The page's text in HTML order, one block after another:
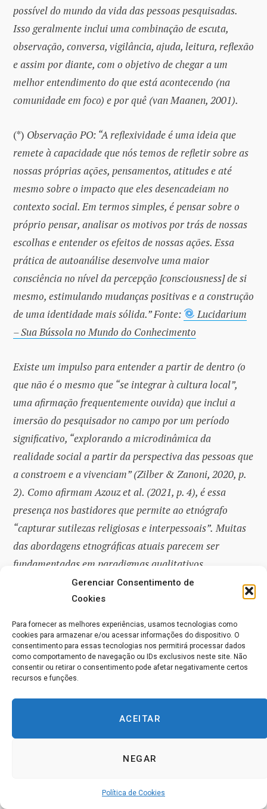
Gerenciar Consentimento de
Cookies
Para fornecer as melhores experiências, usamos tecnologias como
cookies para armazenar e/ou acessar informações do dispositivo. O
consentimento para essas tecnologias nos permitirá processar dados
como comportamento de navegação ou IDs exclusivos neste site. Não
consentir ou retirar o consentimento pode afetar negativamente certos
recursos e funções.
ACEITAR
NEGAR
Política de Cookies
possível do mundo da vida das pessoas pesquisadas.
Isso geralmente inclui uma combinação de escuta,
observação, conversa, vigilância, ajuda, leitura, reflexão
e assim por diante, com o objetivo de chegar a um
melhor entendimento do que está acontecendo (na
comunidade em foco) e por quê (van Maanen, 2001).
(*) Observação PO: “A reflexividade é uma ideia que
remete à capacidade que nós temos de refletir sobre as
nossas próprias ações, pensamentos, atitudes e até
mesmo sobre o impacto que eles desencadeiam no
contexto social. Em termos simples, é pensar sobre o
próprio pensar, analisar os motivos por trás de nossas
escolhas e entender os efeitos de nossas ações. Essa
prática de autoanálise desenvolve uma maior
consciência no nível da percepção [consciousness] de si
mesmo, estimulando mudanças positivas e a construção
de uma identidade mais sólida.” Fonte:
Lucidarium
– Sua Bússola no Mundo do Conhecimento
Existe um impulso para entender a partir de dentro (o
que não é o mesmo que “se integrar à cultura local”,
uma afirmação frequentemente ouvida) que inclui a
imersão do pesquisador no campo por um período
significativo, “explorando a microdinâmica da
realidade social a partir da perspectiva das pessoas que
a constroem e a vivenciam” (Zilber & Zanoni, 2020, p.
2). Como afirmam Azouz et al. (2021, p. 4), é essa
presença nos bastidores que permite ao etnógrafo
“capturar sutilezas religiosas e interpessoais”. Muitas
das abordagens etnográficas atuais parecem ser
fundamentadas em paradigmas qualitativos,
interpretativos e críticos que abrangem a subjetividade,
a emotividade e a valorização da influência do
pesquisador na pesquisa.
No entanto, não há apenas
uma narrativa que os etnógrafos contam (outro
ingrediente essencial da etnografia, o resultado escrito).
Com o tempo, narrativas clássicas podem perder
ganham espaço, como a narrativa de defesa de direitos
que aborda grandes injustiças (van Maanen, 1988,